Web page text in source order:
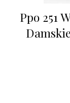
Ppo 251